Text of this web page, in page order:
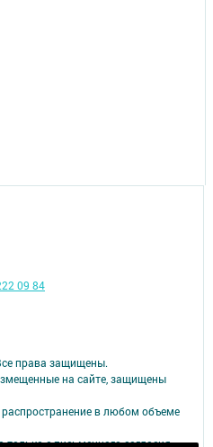
права защищены.
на сайте, защищены
распространение в любом объеме
с письменного согласия
09 84